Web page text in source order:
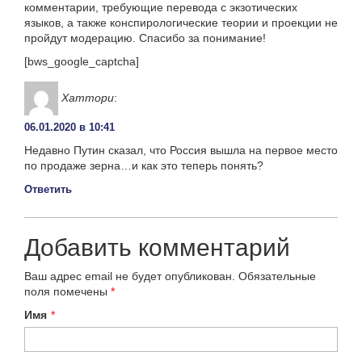
комментарии, требующие перевода с экзотических
языков, а также конспирологические теории и проекции не
пройдут модерацию. Спасибо за понимание!
[bws_google_captcha]
Хаттори:
06.01.2020 в 10:41
Недавно Путин сказал, что Россия вышла на первое место
по продаже зерна…и как это теперь понять?
Ответить
Добавить комментарий
Ваш адрес email не будет опубликован. Обязательные
поля помечены *
Имя *